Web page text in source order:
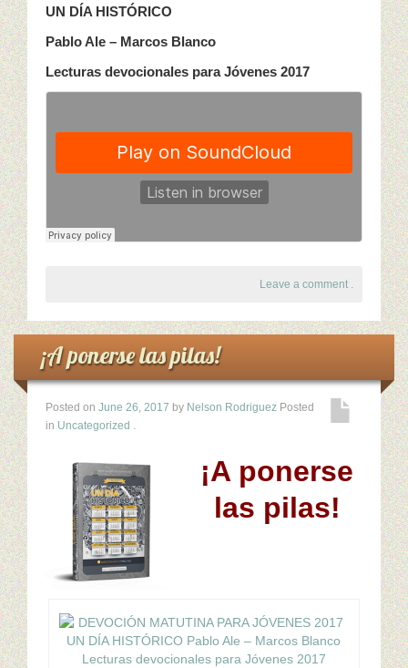
UN DÍA HISTÓRICO
Pablo Ale – Marcos Blanco
Lecturas devocionales para Jóvenes 2017
Leave a comment .
¡A ponerse las pilas!
Posted on June 26, 2017 by Nelson Rodriguez Posted
in Uncategorized .
¡A ponerse
las pilas!